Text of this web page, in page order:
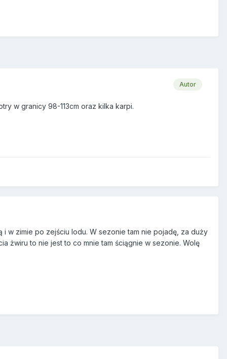
Autor
w granicy 98-113cm oraz kilka karpi.
w zimie po zejściu lodu. W sezonie tam nie pojadę, za duży
żwiru to nie jest to co mnie tam ściągnie w sezonie. Wolę